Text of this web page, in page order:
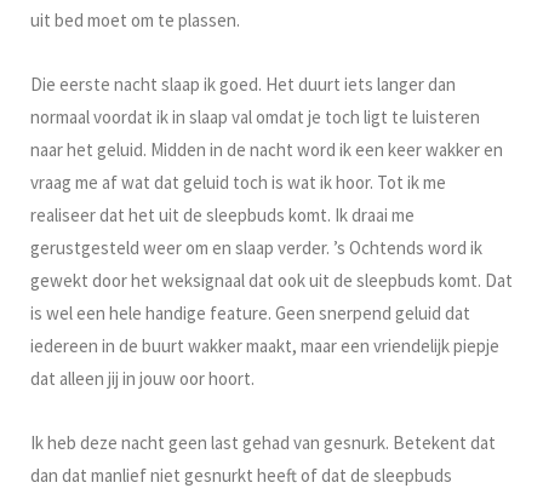
uit bed moet om te plassen.
Die eerste nacht slaap ik goed. Het duurt iets langer dan
normaal voordat ik in slaap val omdat je toch ligt te luisteren
naar het geluid. Midden in de nacht word ik een keer wakker en
vraag me af wat dat geluid toch is wat ik hoor. Tot ik me
realiseer dat het uit de sleepbuds komt. Ik draai me
gerustgesteld weer om en slaap verder. ’s Ochtends word ik
gewekt door het weksignaal dat ook uit de sleepbuds komt. Dat
is wel een hele handige feature. Geen snerpend geluid dat
iedereen in de buurt wakker maakt, maar een vriendelijk piepje
dat alleen jij in jouw oor hoort.
Ik heb deze nacht geen last gehad van gesnurk. Betekent dat
dan dat manlief niet gesnurkt heeft of dat de sleepbuds